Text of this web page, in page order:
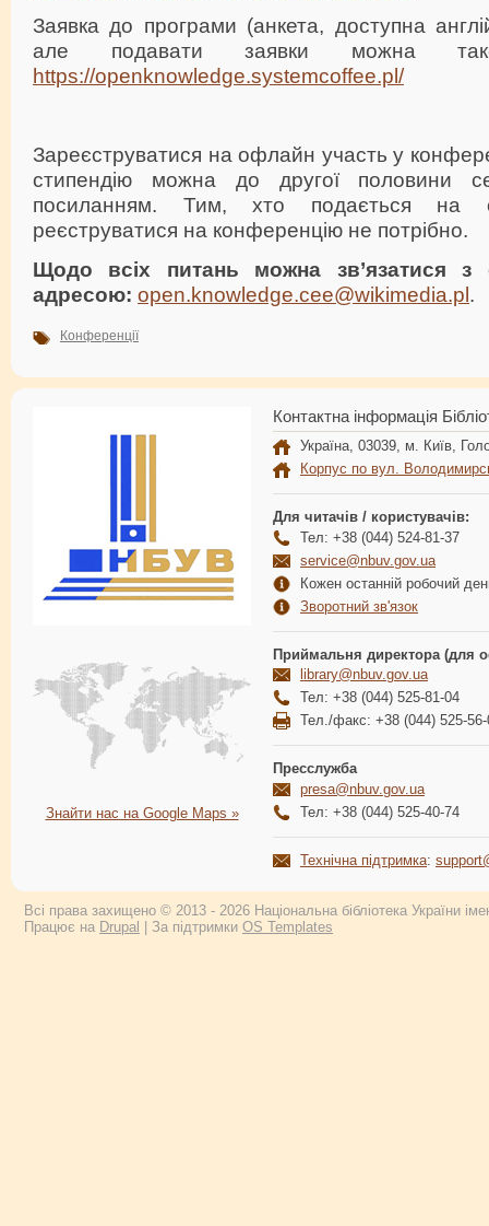
Заявка до програми (анкета, доступна
але подавати заявки можна
https://openknowledge.systemcoffee.pl/
Зареєструватися на офлайн участь у
стипендію можна до другої половини
посиланням. Тим, хто подається на
реєструватися на конференцію не потрібно.
Щодо всіх питань можна зв’язатися з
адресою: open.knowledge.cee@wikimedia.pl.
Конференції
Знайти нас на Google Maps »
Контактна інформація
Україна, 03039, м. Київ,
Корпус по вул.
Для читачів / користувачів:
Тел: +38 (044) 524-81-37
service@nbuv.gov.ua
Кожен останній робочий
Зворотний зв'язок
Приймальня директора (для
library@nbuv.gov.ua
Тел: +38 (044) 525-81-04
Тел./факс: +38 (044) 525-56-
Пресслужба
presa@nbuv.gov.ua
Тел: +38 (044) 525-40-74
Технічна підтримка:
Всі права захищено © 2013 - 2026 Національна бібліотека України
Працює на Drupal | За підтримки OS Templates